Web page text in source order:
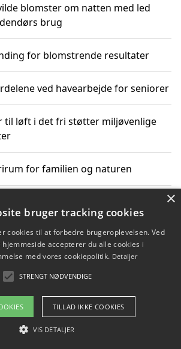
blomster om natten med led
brug
for blomstrende resultater
ved havearbejde for seniorer
til løft i det fri støtter miljøvenlige
for familien og naturen
kontakt
Blog Betingelser
×
bruger tracking cookies
cookies til at forbedre brugeroplevelsen. Ved
accepterer du alle cookies i
med vores cookiepolitik. Detaljer
STRENGT NØDVENDIGE
TILLAD IKKE COOKIES
VIS DETALJER